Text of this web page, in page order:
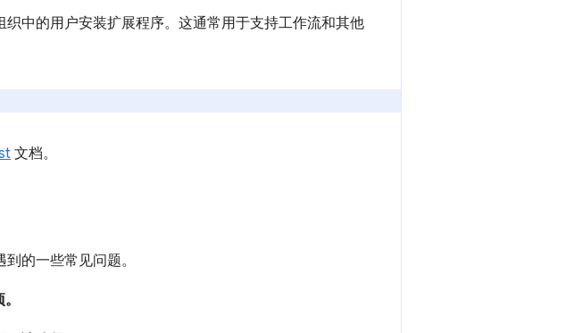
织中的用户安装扩展程序。这通常用于支持工作流和其他
文档。
的一些常见问题。